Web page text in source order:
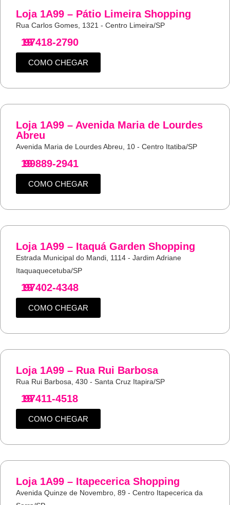
Loja 1A99 – Pátio Limeira Shopping
Rua Carlos Gomes, 1321 - Centro Limeira/SP
19
97418-2790
COMO CHEGAR
Loja 1A99 – Avenida Maria de Lourdes
Abreu
Avenida Maria de Lourdes Abreu, 10 - Centro Itatiba/SP
19
99889-2941
COMO CHEGAR
Loja 1A99 – Itaquá Garden Shopping
Estrada Municipal do Mandi, 1114 - Jardim Adriane
Itaquaquecetuba/SP
19
97402-4348
COMO CHEGAR
Loja 1A99 – Rua Rui Barbosa
Rua Rui Barbosa, 430 - Santa Cruz Itapira/SP
19
97411-4518
COMO CHEGAR
Loja 1A99 – Itapecerica Shopping
Avenida Quinze de Novembro, 89 - Centro Itapecerica da